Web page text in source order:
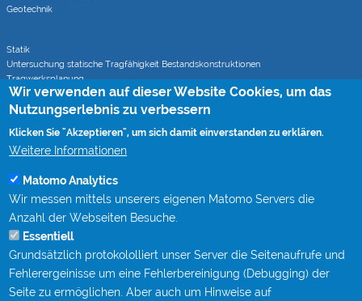
Geotechnik
Statik
Untersuchung statische Tragfähigkeit Bestandskonstruktionen
Tragwerksplanung
Statische Berechnungen bei Sanierungsverfahren
Rohrvortrieb
Monitoring von Rohrvortrieben (CoJack)
Wissen
Berufsbegleitende Qualifizierung bei STEIN Ingenieure
Publikationen
Fachgespräche Rohrvortrieb
Kanalgipfel
Wir verwenden auf dieser Website Cookies, um das
Nutzungserlebnis zu verbessern
Klicken Sie "Akzeptieren", um sich damit einverstanden zu erklären.
Weitere Informationen
Matomo Analytics
Wir messen mittels unserers eigenen Matomo Servers die
Anzahl der Webseiten Besuche.
Essentiell
Grundsätzlich protokololliert unser Server die Seitenaufrufe und
Fehlerergeinisse um eine Fehlerbereinigung (Debugging) der
Seite zu ermöglichen. Aber auch um Hinweise auf